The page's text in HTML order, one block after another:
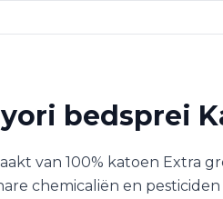
bedsprei
van 100% katoen Extra
chemicaliën en